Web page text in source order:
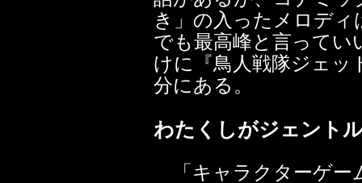
き」の入ったメロデ
でも最高峰と言ってい
けに『鳥人戦隊ジェッ
分にある。
わたくしがジェント
「キャラクターゲー